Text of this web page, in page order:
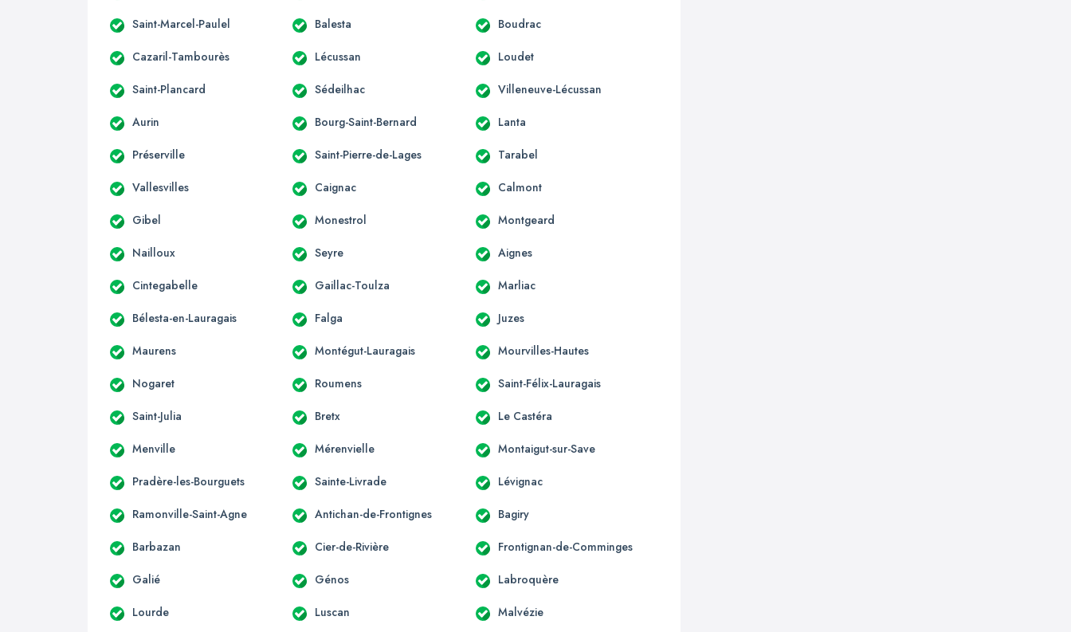
Saint-Marcel-Paulel Balesta Boudrac
Cazaril-Tambourès Lécussan Loudet
Saint-Plancard Sédeilhac Villeneuve-Lécussan
Aurin Bourg-Saint-Bernard Lanta
Préserville Saint-Pierre-de-Lages Tarabel
Vallesvilles Caignac Calmont
Gibel Monestrol Montgeard
Nailloux Seyre Aignes
Cintegabelle Gaillac-Toulza Marliac
Bélesta-en-Lauragais Falga Juzes
Maurens Montégut-Lauragais Mourvilles-Hautes
Nogaret Roumens Saint-Félix-Lauragais
Saint-Julia Bretx Le Castéra
Menville Mérenvielle Montaigut-sur-Save
Pradère-les-Bourguets Sainte-Livrade Lévignac
Ramonville-Saint-Agne Antichan-de-Frontignes Bagiry
Barbazan Cier-de-Rivière Frontignan-de-Comminges
Galié Génos Labroquère
Lourde Luscan Malvézie